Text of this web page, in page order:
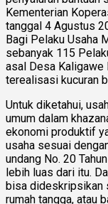
Kementerian
tanggal 4 Agustus
Bagi Pelaku Usaha
sebanyak 115
asal Desa Kaligawe
terealisasi kucuran
Untuk diketahui,
umum dalam
ekonomi produktif
usaha sesuai
undang No. 20
lebih luas dari itu.
bisa dideskripsikan
rumah tangga, atau